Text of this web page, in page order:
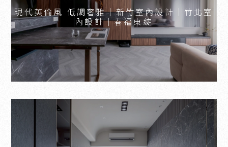
現代英倫風 低調奢雅｜新竹室內設計｜竹北室
內設計｜春福東綻